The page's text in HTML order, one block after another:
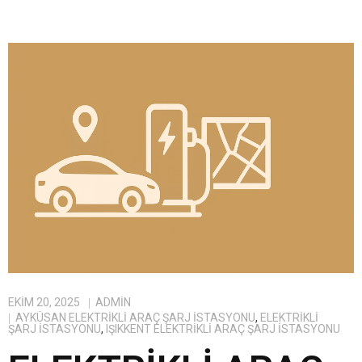
EKIM 20, 2025
ADMIN
AYKÜSAN ELEKTRIKLI ARAÇ ŞARJ İSTASYONU, ELEKTRIKLI
ŞARJ İSTASYONU, IŞIKKENT ELEKTRIKLI ARAÇ ŞARJ İSTASYONU